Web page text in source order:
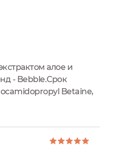
алое и
- Bebble.Срок
Betaine,